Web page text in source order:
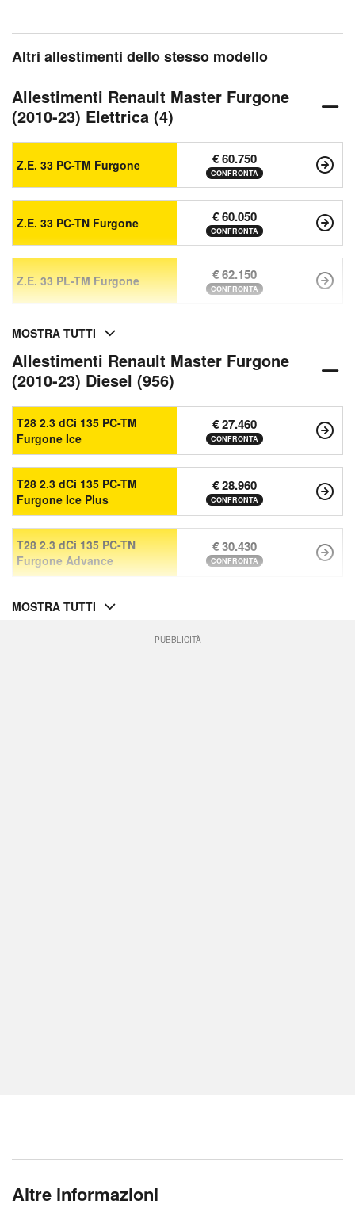
Altri allestimenti dello stesso modello
Allestimenti Renault Master Furgone
(2010-23) Elettrica (4)
Z.E. 33 PC-TM Furgone € 60.750
CONFRONTA
Z.E. 33 PC-TN Furgone € 60.050
CONFRONTA
Z.E. 33 PL-TM Furgone € 62.150
CONFRONTA
MOSTRA TUTTI
Allestimenti Renault Master Furgone
(2010-23) Diesel (956)
T28 2.3 dCi 135 PC-TM
Furgone Ice
€ 27.460
CONFRONTA
T28 2.3 dCi 135 PC-TM
Furgone Ice Plus
€ 28.960
CONFRONTA
T28 2.3 dCi 135 PC-TN
Furgone Advance
€ 30.430
CONFRONTA
MOSTRA TUTTI
PUBBLICITÀ
Altre informazioni